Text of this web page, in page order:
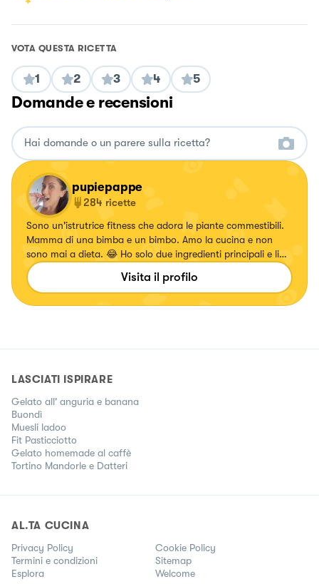
VOTA QUESTA RICETTA
1 2 3 4 5
Domande e recensioni
pupiepappe
284 ricette
Sono un'istrutrice fitness che adora le piante commestibili.
Mamma di una bimba e un bimbo. Amo la cucina e non
sono mai a dieta. 😂 Ho solo due ingredienti principali e li
ritrovo in questa frase delle favole... "Basta un po' di
fantasia e di bontà" Se cerchi qualcosa di diverso mi hai
Visita il profilo
LASCIATI ISPIRARE
Gelato all' anguria e banana
Buondì
Muesli ladoo
Fit Pasticciotto
Gelato homemade al caffè
Tortino Mandorle e Datteri
AL.TA CUCINA
Privacy Policy
Cookie Policy
Termini e condizioni
Sitemap
Esplora
Welcome